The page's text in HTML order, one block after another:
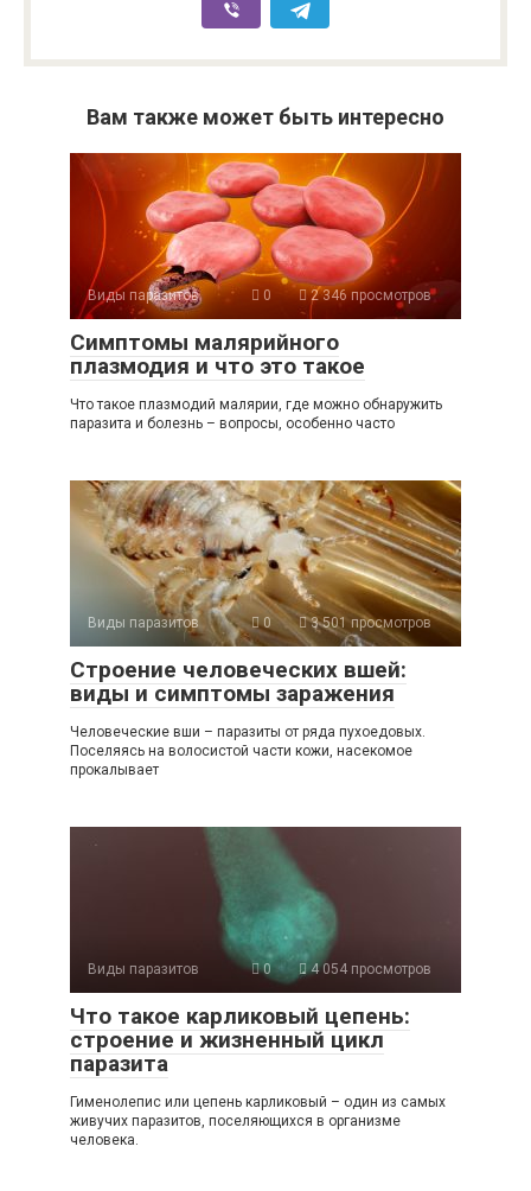
Вам также может быть интересно
Виды паразитов 0 2 346 просмотров
Симптомы малярийного
плазмодия и что это такое
Что такое плазмодий малярии, где можно обнаружить
паразита и болезнь – вопросы, особенно часто
Виды паразитов 0 3 501 просмотров
Строение человеческих вшей:
виды и симптомы заражения
Человеческие вши – паразиты от ряда пухоедовых.
Поселяясь на волосистой части кожи, насекомое
прокалывает
Виды паразитов 0 4 054 просмотров
Что такое карликовый цепень:
строение и жизненный цикл
паразита
Гименолепис или цепень карликовый – один из самых
живучих паразитов, поселяющихся в организме
человека.